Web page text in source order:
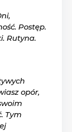
Postęp.
Rutyna.
opór,
Tym